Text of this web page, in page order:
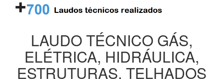
LAUDO TÉCNICO GÁS,
ELÉTRICA, HIDRÁULICA,
ESTRUTURAS, TELHADOS